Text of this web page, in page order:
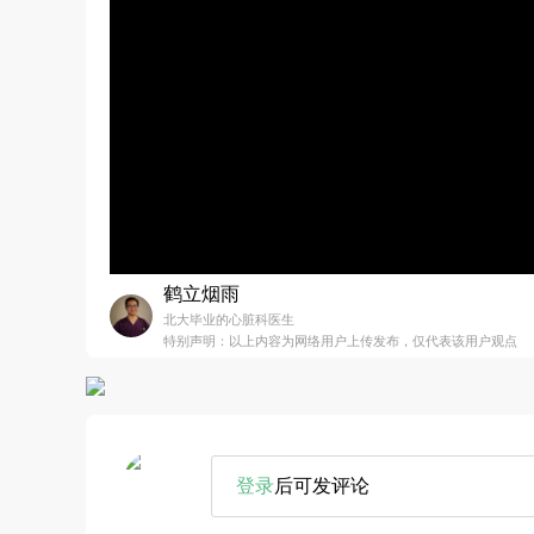
鹤立烟雨
北大毕业的心脏科医生
特别声明：以上内容为网络用户上传发布，仅代表该用户观点
登录后可发评论